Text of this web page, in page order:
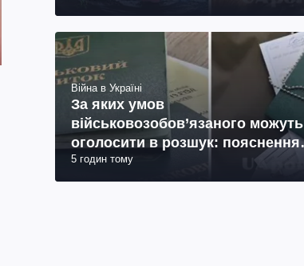
Війна в Україні
За яких умов
військовозобов’язаного можуть
оголосити в розшук: пояснення
юриста
5 годин тому